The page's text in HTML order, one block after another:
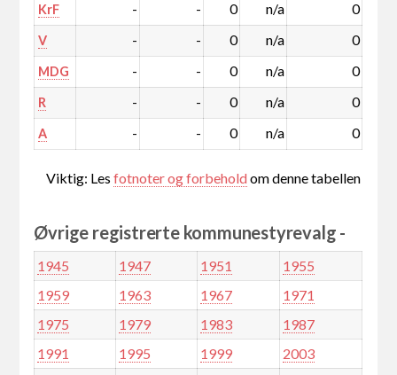
KrF - - 0 n/a 0
V - - 0 n/a 0
MDG - - 0 n/a 0
R - - 0 n/a 0
A - - 0 n/a 0
Viktig: Lesfotnoter og forbeholdom denne tabellen
Øvrige registrerte kommunestyrevalg -
1945 1947 1951
1955
1959
1963 1967
1971
1975
1979 1983
1987
1991
1995 1999
2003